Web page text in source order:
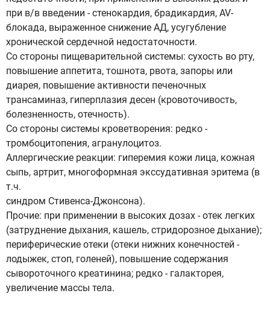
при в/в введении - стенокардия, брадикардия, AV-
блокада, выраженное снижение АД, усугубление
хронической сердечной недостаточности.
Со стороны пищеварительной системы: сухость во рту,
повышение аппетита, тошнота, рвота, запоры или
диарея, повышение активности печеночных
трансаминаз, гиперплазия десен (кровоточивость,
болезненность, отечность).
Со стороны системы кроветворения: редко -
тромбоцитопения, агранулоцитоз.
Аллергические реакции: гиперемия кожи лица, кожная
сыпь, артрит, многоформная экссудативная эритема (в
т.ч.
синдром Стивенса-Джонсона).
Прочие: при применении в высоких дозах - отек легких
(затруднение дыхания, кашель, стридорозное дыхание);
периферические отеки (отеки нижних конечностей -
лодыжек, стоп, голеней), повышение содержания
сывороточного креатинина; редко - галакторея,
увеличение массы тела.